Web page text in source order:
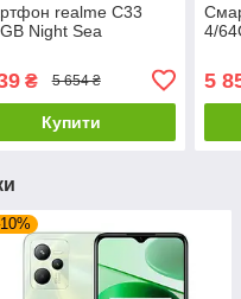
realme C33
Night Sea
₴ 5 654 ₴
Купити
4/
5